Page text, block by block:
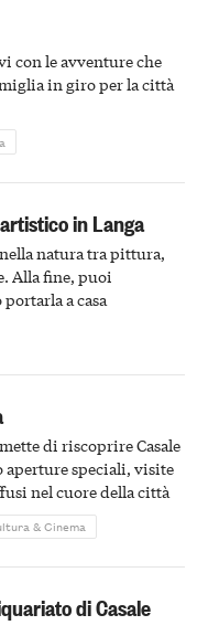
con le avventure che
in giro per la città
in Langa
natura tra pittura,
Alla fine, puoi
a casa
di riscoprire Casale
aperture speciali, visite
nel cuore della città
& Cinema
di Casale